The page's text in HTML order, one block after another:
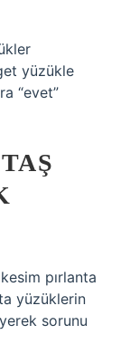
yüzükle
“evet”
pırlanta
yüzüklerin
sorunu